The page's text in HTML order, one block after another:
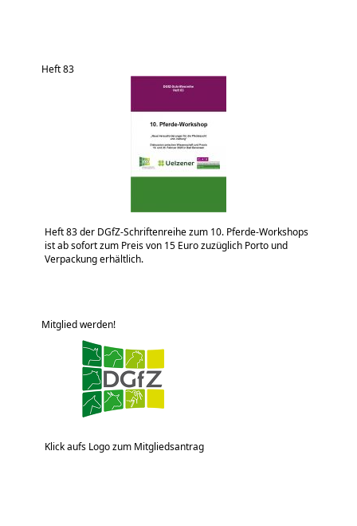
Heft 83
Heft 83 der DGfZ-Schriftenreihe zum 10. Pferde-Workshops
ist ab sofort zum Preis von 15 Euro zuzüglich Porto und
Verpackung erhältlich.
Mitglied werden!
Klick aufs Logo zum Mitgliedsantrag